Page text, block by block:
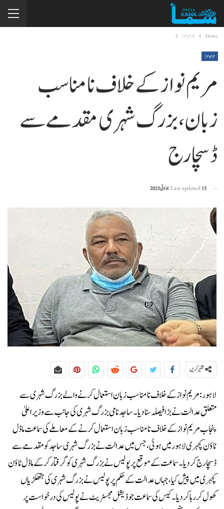
Home جرم و سزا
جرم و سزا
مریم نواز کے خلاف نامناسب
زبان، بزرگ شہری مقدمے سے
ڈسچارج
Last updated15 جولائی 2025
شئیر کریں
لاہور:مریم نواز کے خلاف نامناسب زبان استعمال کرنے والے بزرگ شہری سے
متعلق عدالت نے بڑا فیصلہ سنادیا۔ساجد نامی بزرگ شہری کی جانب سے وزیراعلیٰ
پنجاب مریم نواز کے خلاف نامناسب زبان استعمال کرنے کے معاملے کی سماعت ماڈل
ٹاؤن کچہری لاہور میں ہوئی، جس میں عدالت نے بزرگ شہری ساجد کو مقدمے سے
ڈسچارج کردیا۔سماعت کے موقع پر پولیس نے بزرگ شہری کو گرفتار کرکے ماڈل ٹاؤن
کچہری میں پیش کیا، جہاں عدالت کے حکم پر پولیس نے بزرگ شہری کی ہتھکڑیاں
کھول کر رہا کردیا ۔کیس کی سماعت جوڈیشل مجسٹریٹ نے پولیس کی درخواست پر